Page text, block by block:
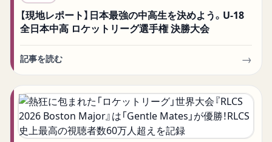
【現地レポート】日本最強の中高生を決めよう。U-18
全日本中高 ロケットリーグ選手権 決勝大会
記事を読む →